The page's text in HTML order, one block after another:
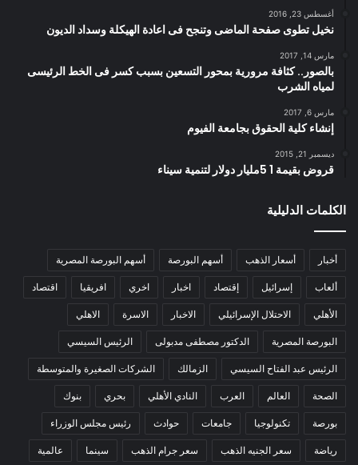
أغسطس 23, 2016
نخيل تطوى صفحة الماضى وتنجح فى اعادة الهيكلة وسداد الديون
مارس 14, 2017
بالصور.. كثافة مرورية بمحور التسعين بسبب كسر فى الخط الرئيسى
لمياه الشرب
مارس 6, 2017
إنشاء كلية الحقوق بجامعة الفيوم
ديسمبر 21, 2015
قروض بقيمة 1 5مليار دولار لتنمية سيناء
الكلمات الدليلية
أخبار أسعار الذهب أسهم البورصة أسهم البورصة المصرية
ألعاب إسرائيل إقتصاد اخبار اخري افريقيا اقتصاد
الأهلي الاحتلال الإسرائيلي الاخبار الاسرة الاهلي
البورصة المصرية الدكتور مصطفى مدبولى الرئيس السيسي
الرئيس عبد الفتاح السيسي الزمالك الشركات الصغيرة والمتوسطة
الصحة العالم العرب النادي الأهلي بحري بنوك
بورصة تكنولوجيا جامعات حوادث رئيس مجلس الوزراء
رياضة سعر الجنيه الذهب سعر جرام الذهب سينما عالمية